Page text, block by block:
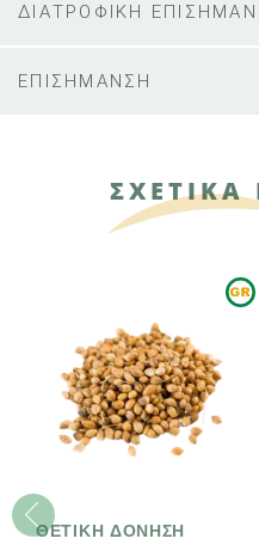
ΔΙΑΤΡΟΦΙΚΗ
ΕΠΙΣΗΜΑΝΣΗ
ΘΕΤΙΚΗ ΔΟΝΗΣΗ